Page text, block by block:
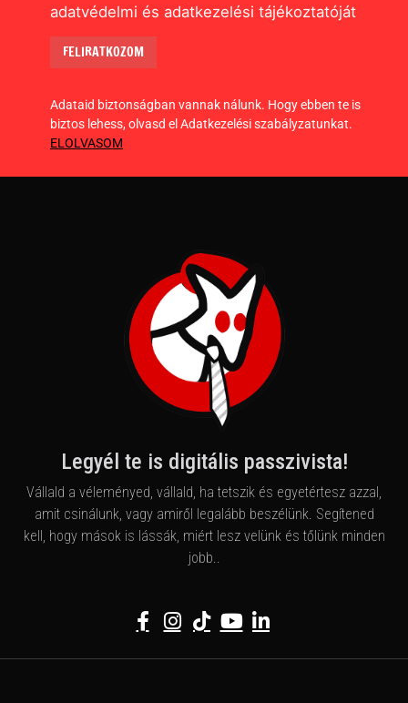
adatvédelmi és adatkezelési tájékoztatóját
Adataid biztonságban vannak nálunk. Hogy ebben te is
biztos lehess, olvasd el Adatkezelési szabályzatunkat.
ELOLVASOM
Legyél te is digitális passzivista!
Vállald a véleményed, vállald, ha tetszik és egyetértesz azzal,
amit csinálunk, vagy amiről legalább beszélünk. Segítened
kell, hogy mások is lássák, miért lesz velünk és tőlünk minden
jobb..